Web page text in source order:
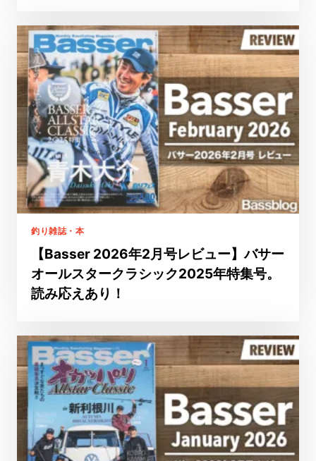
【Basser 2026年2月号レビュー】バサー
オールスタークラシック2025年特集号。
読み応えあり！
釣り雑誌・本